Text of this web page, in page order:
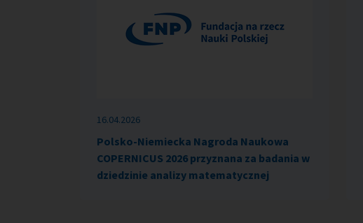
16.04.2026
Polsko-Niemiecka Nagroda Naukowa
COPERNICUS 2026 przyznana za badania w
dziedzinie analizy matematycznej